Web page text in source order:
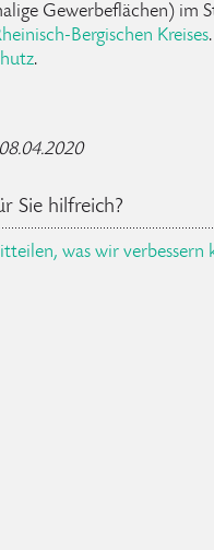
Gewerbeflächen) im
Bergischen Kreises
.
Sie hilfreich?
was wir verbessern